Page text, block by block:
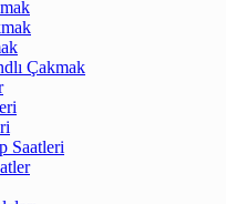
Çakmak
Saatleri